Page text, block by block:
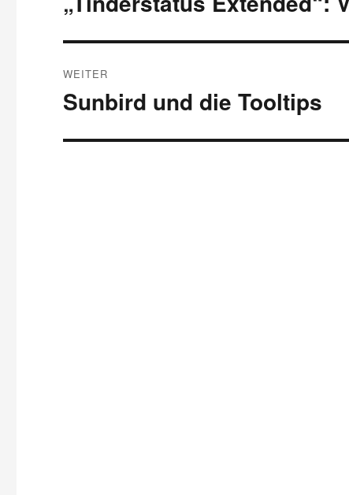
Beitrag:
WEITER
Nächster
Sunbird und die Tooltips